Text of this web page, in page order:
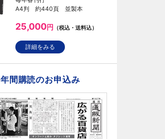
A4判 約440頁 並製本
25,000円 （税込・送料込）
詳細をみる
年間購読のお申込み